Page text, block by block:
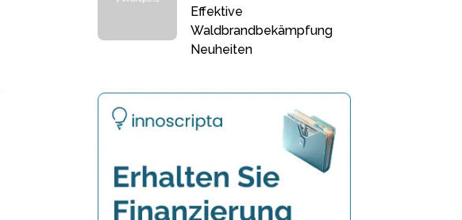
Effektive
Waldbrandbekämpfung
Neuheiten